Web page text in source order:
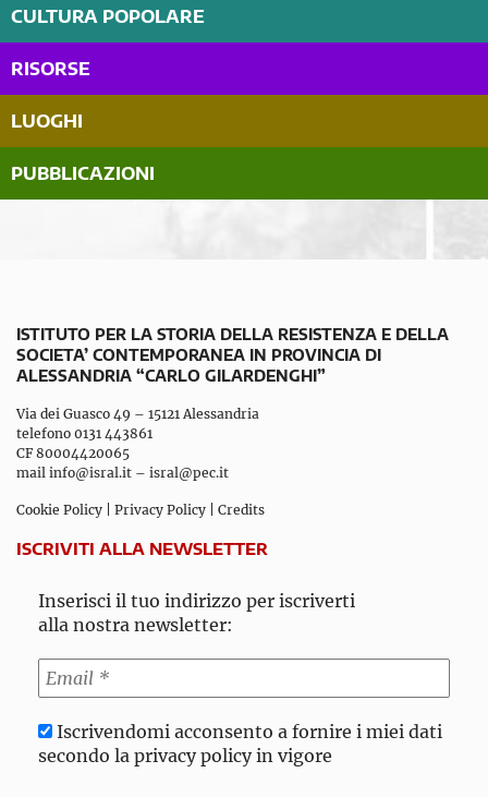
CULTURA POPOLARE
RISORSE
LUOGHI
PUBBLICAZIONI
ISTITUTO PER LA STORIA DELLA RESISTENZA E DELLA
SOCIETA’ CONTEMPORANEA IN PROVINCIA DI
ALESSANDRIA “CARLO GILARDENGHI”
Via dei Guasco 49 – 15121 Alessandria
telefono 0131 443861
CF 80004420065
mail info@isral.it – isral@pec.it
Cookie Policy Privacy Policy Credits
ISCRIVITI ALLA NEWSLETTER
Inserisci il tuo indirizzo per iscriverti
alla nostra newsletter:
Iscrivendomi acconsento a fornire i miei dati
secondo la privacy policy in vigore